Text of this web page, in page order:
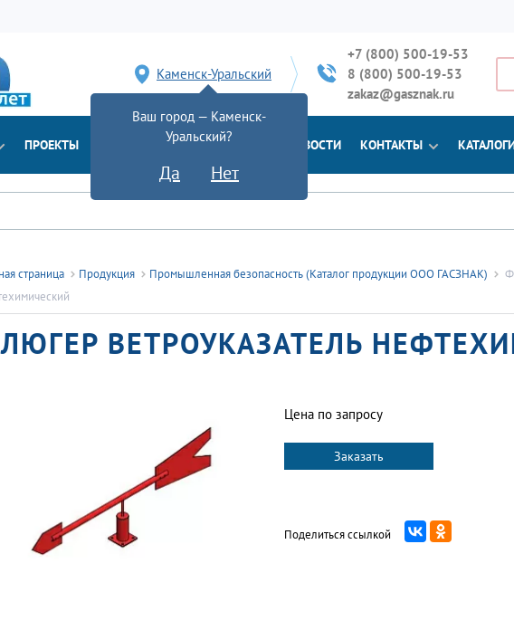
Каменск-Уральский
Ваш город — Каменск-
Уральский?
Да Нет
+7 (800) 500-19-53
8 (800) 500-19-53
zakaz@gasznak.ru
ПРОЕКТЫ ДОКУМЕНТЫ НОВОСТИ КОНТАКТЫ
страница Продукция Промышленная безопасность (Каталог продукции ООО ГАСЗНАК)
ВЕТРОУКАЗАТЕЛЬ
Цена по запросу
Заказать
Поделиться ссылкой